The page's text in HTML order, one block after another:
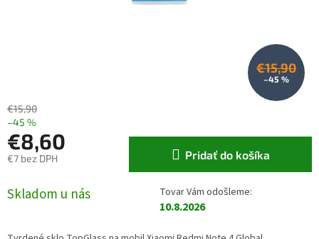
€15,90
–45 %
€15,90
–45 %
€8,60
€7 bez DPH
Skladom u nás
10.8.2026
Pridať do košíka